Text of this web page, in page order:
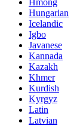
Hmong
Hungarian
Icelandic
Igbo
Javanese
Kannada
Kazakh
Khmer
Kurdish
Kyrgyz
Latin
Latvian